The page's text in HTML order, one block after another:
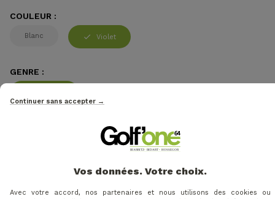
COULEUR :
Blanc Violet
GENRE :
42 44
ADD TO CART
Continuer sans accepter →
Vos données. Votre choix.
Avec votre accord, nos partenaires et nous utilisons des cookies ou